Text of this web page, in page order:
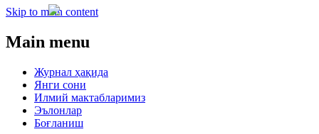
Skip to main content
Main menu
Журнал ҳақида
Янги сони
Илмий мактабларимиз
Эълонлар
Боғланиш